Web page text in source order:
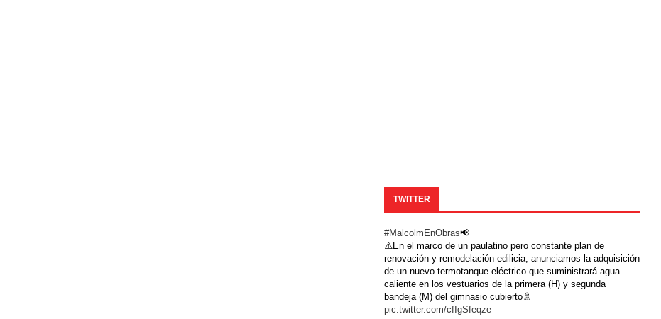
TWITTER
#MalcolmEnObras📢
⚠️En el marco de un paulatino pero constante plan de
renovación y remodelación edilicia, anunciamos la adquisición
de un nuevo termotanque eléctrico que suministrará agua
caliente en los vestuarios de la primera (H) y segunda
bandeja (M) del gimnasio cubierto🚿
pic.twitter.com/cfIgSfeqze